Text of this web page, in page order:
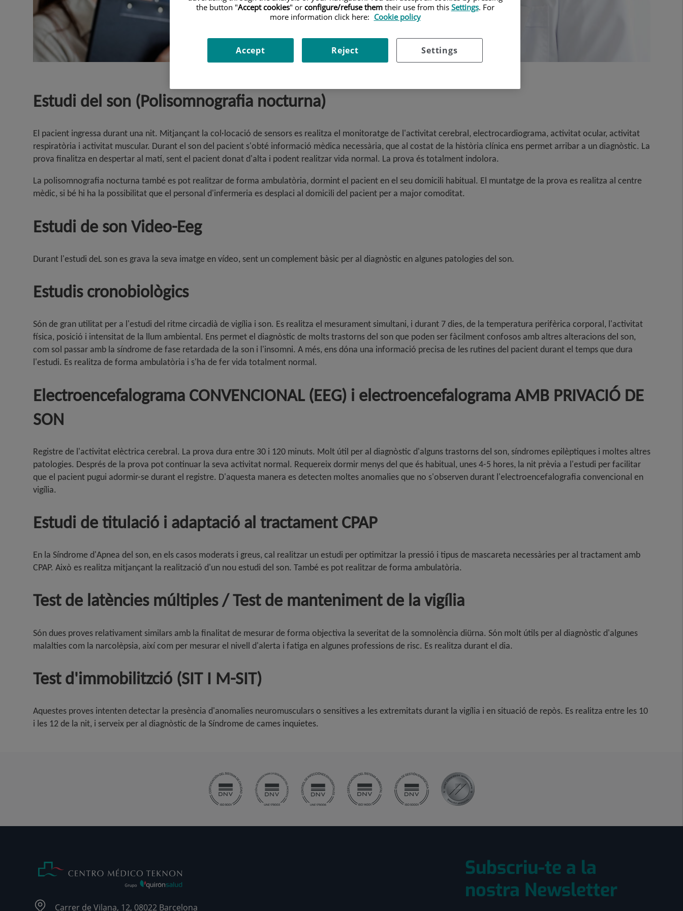
Estudi del son (Polisomnografia nocturna)
El pacient ingressa durant una nit. Mitjançant la col·locació de sensors es realitza el monitoratge de l'activitat cerebral, electrocardiograma, activitat ocular, activitat
respiratòria i activitat muscular. Durant el son del pacient s'obté informació mèdica necessària, que al costat de la història clínica ens permet arribar a un diagnòstic. La
prova finalitza en despertar al matí, sent el pacient donat d'alta i podent realitzar vida normal. La prova és totalment indolora.
La polisomnografia nocturna també es pot realitzar de forma ambulatòria, dormint el pacient en el seu domicili habitual. El muntatge de la prova es realitza al centre
mèdic, si bé hi ha la possibilitat que el personal d'infermeria es desplaci al domicili del pacient per a major comoditat.
Estudi de son Video-Eeg
Durant l'estudi deL son es grava la seva imatge en vídeo, sent un complement bàsic per al diagnòstic en algunes patologies del son.
Estudis cronobiològics
Són de gran utilitat per a l'estudi del ritme circadià de vigília i son. Es realitza el mesurament simultani, i durant 7 dies, de la temperatura perifèrica corporal, l'activitat
física, posició i intensitat de la llum ambiental. Ens permet el diagnòstic de molts trastorns del son que poden ser fàcilment confosos amb altres alteracions del son,
com sol passar amb la síndrome de fase retardada de la son i l'insomni. A més, ens dóna una informació precisa de les rutines del pacient durant el temps que dura
l'estudi. Es realitza de forma ambulatòria i s'ha de fer vida totalment normal.
Electroencefalograma CONVENCIONAL (EEG) i electroencefalograma AMB PRIVACIÓ DE
SON
Registre de l'activitat elèctrica cerebral. La prova dura entre 30 i 120 minuts. Molt útil per al diagnòstic d'alguns trastorns del son, síndromes epilèptiques i moltes altres
patologies. Després de la prova pot continuar la seva activitat normal. Requereix dormir menys del que és habitual, unes 4-5 hores, la nit prèvia a l'estudi per facilitar
que el pacient pugui adormir-se durant el registre. D'aquesta manera es detecten moltes anomalies que no s'observen durant l'electroencefalografia convencional en
vigília.
Estudi de titulació i adaptació al tractament CPAP
En la Síndrome d'Apnea del son, en els casos moderats i greus, cal realitzar un estudi per optimitzar la pressió i tipus de mascareta necessàries per al tractament amb
CPAP. Això es realitza mitjançant la realització d'un nou estudi del son. També es pot realitzar de forma ambulatòria.
Test de latències múltiples / Test de manteniment de la vigília
Són dues proves relativament similars amb la finalitat de mesurar de forma objectiva la severitat de la somnolència diürna. Són molt útils per al diagnòstic d'algunes
malalties com la narcolèpsia, així com per mesurar el nivell d'alerta i fatiga en algunes professions de risc. Es realitza durant el dia.
Test d'immobilitzció (SIT I M-SIT)
Aquestes proves intenten detectar la presència d'anomalies neuromusculars o sensitives a les extremitats durant la vigília i en situació de repòs. Es realitza entre les 10
i les 12 de la nit, i serveix per al diagnòstic de la Síndrome de cames inquietes.
Carrer de Vilana, 12, 08022 Barcelona
Subscriu-te a la
nostra Newsletter
the button "Accept cookies" or configure/refuse themtheir use from this Settings. For
more information click here: Cookie policy
Settings
Reject
Accept